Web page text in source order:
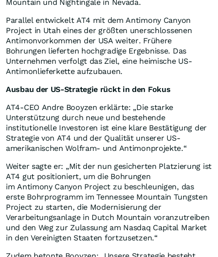
Mountain und Nightingale in Nevada.
Parallel entwickelt AT4 mit dem Antimony Canyon
Project in Utah eines der größten unerschlossenen
Antimonvorkommen der USA weiter. Frühere
Bohrungen lieferten hochgradige Ergebnisse. Das
Unternehmen verfolgt das Ziel, eine heimische US-
Antimonlieferkette aufzubauen.
Ausbau der US-Strategie rückt in den Fokus
AT4-CEO Andre Booyzen erklärte: „Die starke
Unterstützung durch neue und bestehende
institutionelle Investoren ist eine klare Bestätigung der
Strategie von AT4 und der Qualität unserer US-
amerikanischen Wolfram- und Antimonprojekte.“
Weiter sagte er: „Mit der nun gesicherten Platzierung ist
AT4 gut positioniert, um die Bohrungen
im Antimony Canyon Project zu beschleunigen, das
erste Bohrprogramm im Tennessee Mountain Tungsten
Project zu starten, die Modernisierung der
Verarbeitungsanlage in Dutch Mountain voranzutreiben
und den Weg zur Zulassung am Nasdaq Capital Market
in den Vereinigten Staaten fortzusetzen.“